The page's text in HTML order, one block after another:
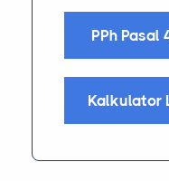
PPh Pasal
Kalkulator